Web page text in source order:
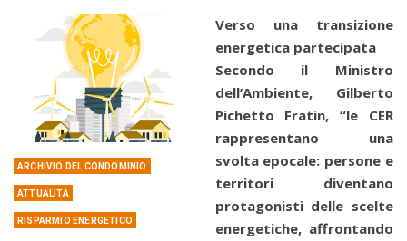
ARCHIVIO DEL CONDOMINIO
ATTUALITÀ
RISPARMIO ENERGETICO
Verso una transizione
energetica partecipata
Secondo il Ministro
dell’Ambiente, Gilberto
Pichetto Fratin, “le CER
rappresentano una
svolta epocale: persone e
territori diventano
protagonisti delle scelte
energetiche, affrontando